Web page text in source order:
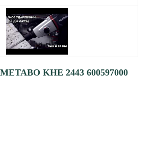
KHE 2443 600597000